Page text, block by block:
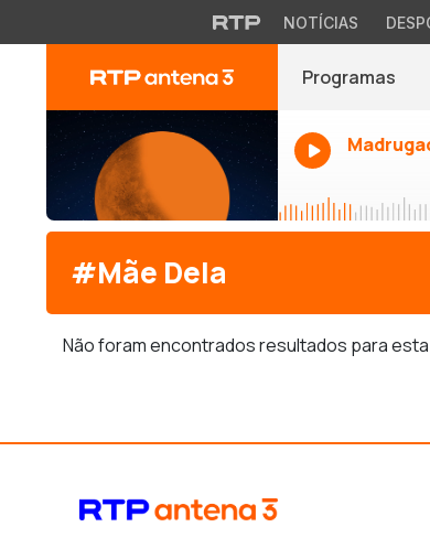
NOTÍCIAS
Programas
#Mãe Dela
Não foram encontrados resultados para